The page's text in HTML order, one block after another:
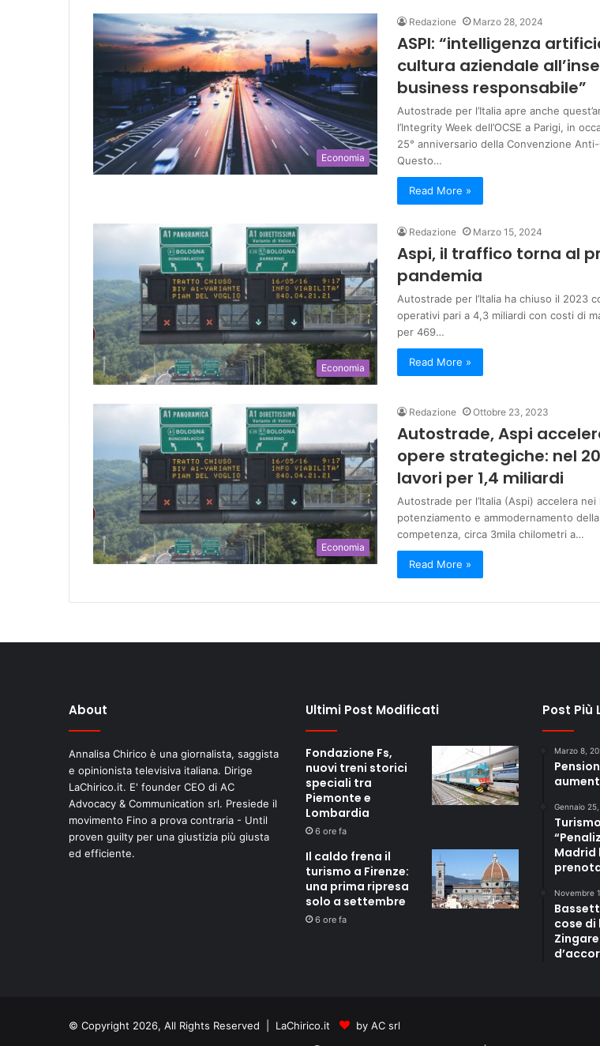
Economia
Redazione Marzo 28, 2024
ASPI: “intelligenza
cultura aziendale
business responsabile”
Autostrade per l’Italia apre anche
l’Integrity Week dell’OCSE a Parigi, in
25° anniversario della Convenzione
Questo…
Read More »
Economia
Redazione Marzo 15, 2024
Aspi, il traffico torna al
pandemia
Autostrade per l’Italia ha chiuso il 2023
operativi pari a 4,3 miliardi con costi di
per 469…
Read More »
Economia
Redazione Ottobre 23, 2023
Autostrade, Aspi
opere strategiche: nel
lavori per 1,4 miliardi
Autostrade per l’Italia (Aspi) accelera nei
potenziamento e ammodernamento
competenza, circa 3mila chilometri a…
Read More »
About
Annalisa Chirico è una giornalista, saggista
e opinionista televisiva italiana. Dirige
LaChirico.it. E' founder CEO di AC
Advocacy & Communication srl. Presiede il
movimento Fino a prova contraria - Until
proven guilty per una giustizia più giusta
ed efficiente.
Ultimi Post Modificati
Fondazione Fs,
nuovi treni storici
speciali tra
Piemonte e
Lombardia
6 ore fa
Il caldo frena il
turismo a Firenze:
una prima ripresa
solo a settembre
6 ore fa
Post Più
Marzo 8,
Gennaio
Madrid
Novembre
cose di
© Copyright 2026, All Rights Reserved | LaChirico.it
by AC srl